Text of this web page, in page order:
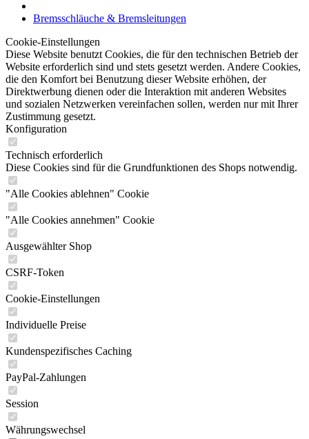
Bremsschläuche & Bremsleitungen
Cookie-Einstellungen
Diese Website benutzt Cookies, die für den technischen Betrieb der
Website erforderlich sind und stets gesetzt werden. Andere Cookies,
die den Komfort bei Benutzung dieser Website erhöhen, der
Direktwerbung dienen oder die Interaktion mit anderen Websites
und sozialen Netzwerken vereinfachen sollen, werden nur mit Ihrer
Zustimmung gesetzt.
Konfiguration
Technisch erforderlich
Diese Cookies sind für die Grundfunktionen des Shops notwendig.
"Alle Cookies ablehnen" Cookie
"Alle Cookies annehmen" Cookie
Ausgewählter Shop
CSRF-Token
Cookie-Einstellungen
Individuelle Preise
Kundenspezifisches Caching
PayPal-Zahlungen
Session
Währungswechsel